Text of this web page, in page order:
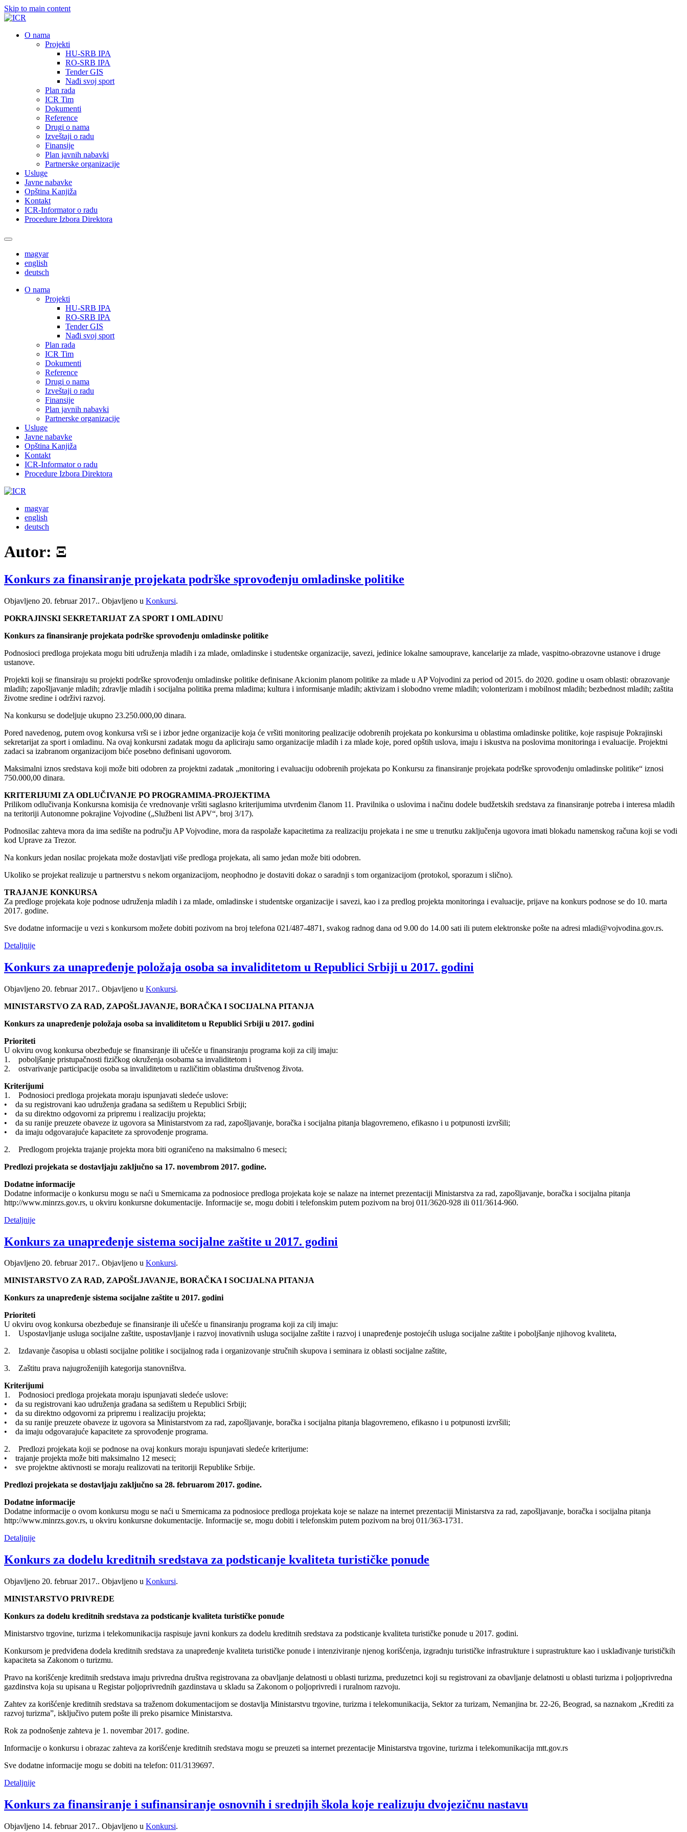
Skip to main content
О nama
Projekti
HU-SRB IPA
RO-SRB IPA
Tender GIS
Nađi svoj sport
Plan rada
ICR Tim
Dokumenti
Reference
Drugi o nama
Izveštaji o radu
Finansije
Plan javnih nabavki
Partnerske organizacije
Usluge
Javne nabavke
Opština Kanjiža
Kontakt
ICR-Informator o radu
Procedure Izbora Direktora
magyar
english
deutsch
О nama
Projekti
HU-SRB IPA
RO-SRB IPA
Tender GIS
Nađi svoj sport
Plan rada
ICR Tim
Dokumenti
Reference
Drugi o nama
Izveštaji o radu
Finansije
Plan javnih nabavki
Partnerske organizacije
Usluge
Javne nabavke
Opština Kanjiža
Kontakt
ICR-Informator o radu
Procedure Izbora Direktora
magyar
english
deutsch
Autor: Ξ
Konkurs za finansiranje projekata podrške sprovođenju omladinske politike
Objavljeno 20. februar 2017.. Objavljeno u Konkursi.
POKRAJINSKI SEKRETARIJAT ZA SPORT I OMLADINU
Konkurs za finansiranje projekata podrške sprovođenju omladinske politike
Podnosioci predloga projekata mogu biti udruženja mladih i za mlade, omladinske i studentske organizacije, savezi, jedinice lokalne samouprave, kancelarije za mlade, vaspitno-obrazovne ustanove i druge
ustanove.
Projekti koji se finansiraju su projekti podrške sprovođenju omladinske politike definisane Akcionim planom politike za mlade u AP Vojvodini za period od 2015. do 2020. godine u osam oblasti: obrazovanje
mladih; zapošljavanje mladih; zdravlje mladih i socijalna politika prema mladima; kultura i informisanje mladih; aktivizam i slobodno vreme mladih; volonterizam i mobilnost mladih; bezbednost mladih; zaštita
životne sredine i održivi razvoj.
Na konkursu se dodeljuje ukupno 23.250.000,00 dinara.
Pored navedenog, putem ovog konkursa vrši se i izbor jedne organizacije koja će vršiti monitoring pealizacije odobrenih projekata po konkursima u oblastima omladinske politike, koje raspisuje Pokrajinski
sekretarijat za sport i omladinu. Na ovaj konkursni zadatak mogu da apliciraju samo organizacije mladih i za mlade koje, pored opštih uslova, imaju i iskustva na poslovima monitoringa i evaluacije. Projektni
zadaci sa izabranom organizacijom biće posebno definisani ugovorom.
Maksimalni iznos sredstava koji može biti odobren za projektni zadatak „monitoring i evaluaciju odobrenih projekata po Konkursu za finansiranje projekata podrške sprovođenju omladinske politike“ iznosi
750.000,00 dinara.
KRITERIJUMI ZA ODLUČIVANJE PO PROGRAMIMA-PROJEKTIMA
Prilikom odlučivanja Konkursna komisija će vrednovanje vršiti saglasno kriterijumima utvrđenim članom 11. Pravilnika o uslovima i načinu dodele budžetskih sredstava za finansiranje potreba i interesa mladih
na teritoriji Autonomne pokrajine Vojvodine („Službeni list APV“, broj 3/17).
Podnosilac zahteva mora da ima sedište na području AP Vojvodine, mora da raspolaže kapacitetima za realizaciju projekata i ne sme u trenutku zaključenja ugovora imati blokadu namenskog računa koji se vodi
kod Uprave za Trezor.
Na konkurs jedan nosilac projekata može dostavljati više predloga projekata, ali samo jedan može biti odobren.
Ukoliko se projekat realizuje u partnerstvu s nekom organizacijom, neophodno je dostaviti dokaz o saradnji s tom organizacijom (protokol, sporazum i slično).
TRAJANJE KONKURSA
Za predloge projekata koje podnose udruženja mladih i za mlade, omladinske i studentske organizacije i savezi, kao i za predlog projekta monitoringa i evaluacije, prijave na konkurs podnose se do 10. marta
2017. godine.
Sve dodatne informacije u vezi s konkursom možete dobiti pozivom na broj telefona 021/487-4871, svakog radnog dana od 9.00 do 14.00 sati ili putem elektronske pošte na adresi mladi@vojvodina.gov.rs.
Detaljnije
Konkurs za unapređenje položaja osoba sa invaliditetom u Republici Srbiji u 2017. godini
Objavljeno 20. februar 2017.. Objavljeno u Konkursi.
MINISTARSTVO ZA RAD, ZAPOŠLJAVANJE, BORAČKA I SOCIJALNA PITANJA
Konkurs za unapređenje položaja osoba sa invaliditetom u Republici Srbiji u 2017. godini
Prioriteti
U okviru ovog konkursa obezbeđuje se finansiranje ili učešće u finansiranju programa koji za cilj imaju:
1. poboljšanje pristupačnosti fizičkog okruženja osobama sa invaliditetom i
2. ostvarivanje participacije osoba sa invaliditetom u različitim oblastima društvenog života.
Kriterijumi
1. Podnosioci predloga projekata moraju ispunjavati sledeće uslove:
• da su registrovani kao udruženja građana sa sedištem u Republici Srbiji;
• da su direktno odgovorni za pripremu i realizaciju projekta;
• da su ranije preuzete obaveze iz ugovora sa Ministarstvom za rad, zapošljavanje, boračka i socijalna pitanja blagovremeno, efikasno i u potpunosti izvršili;
• da imaju odgovarajuće kapacitete za sprovođenje programa.
2. Predlogom projekta trajanje projekta mora biti ograničeno na maksimalno 6 meseci;
Predlozi projekata se dostavljaju zaključno sa 17. novembrom 2017. godine.
Dodatne informacije
Dodatne informacije o konkursu mogu se naći u Smernicama za podnosioce predloga projekata koje se nalaze na internet prezentaciji Ministarstva za rad, zapošljavanje, boračka i socijalna pitanja
http://www.minrzs.gov.rs, u okviru konkursne dokumentacije. Informacije se, mogu dobiti i telefonskim putem pozivom na broj 011/3620-928 ili 011/3614-960.
Detaljnije
Konkurs za unapređenje sistema socijalne zaštite u 2017. godini
Objavljeno 20. februar 2017.. Objavljeno u Konkursi.
MINISTARSTVO ZA RAD, ZAPOŠLJAVANJE, BORAČKA I SOCIJALNA PITANJA
Konkurs za unapređenje sistema socijalne zaštite u 2017. godini
Prioriteti
U okviru ovog konkursa obezbeđuje se finansiranje ili učešće u finansiranju programa koji za cilj imaju:
1. Uspostavljanje usluga socijalne zaštite, uspostavljanje i razvoj inovativnih usluga socijalne zaštite i razvoj i unapređenje postojećih usluga socijalne zaštite i poboljšanje njihovog kvaliteta,
2. Izdavanje časopisa u oblasti socijalne politike i socijalnog rada i organizovanje stručnih skupova i seminara iz oblasti socijalne zaštite,
3. Zaštitu prava najugroženijih kategorija stanovništva.
Kriterijumi
1. Podnosioci predloga projekata moraju ispunjavati sledeće uslove:
• da su registrovani kao udruženja građana sa sedištem u Republici Srbiji;
• da su direktno odgovorni za pripremu i realizaciju projekta;
• da su ranije preuzete obaveze iz ugovora sa Ministarstvom za rad, zapošljavanje, boračka i socijalna pitanja blagovremeno, efikasno i u potpunosti izvršili;
• da imaju odgovarajuće kapacitete za sprovođenje programa.
2. Predlozi projekata koji se podnose na ovaj konkurs moraju ispunjavati sledeće kriterijume:
• trajanje projekta može biti maksimalno 12 meseci;
• sve projektne aktivnosti se moraju realizovati na teritoriji Republike Srbije.
Predlozi projekata se dostavljaju zaključno sa 28. februarom 2017. godine.
Dodatne informacije
Dodatne informacije o ovom konkursu mogu se naći u Smernicama za podnosioce predloga projekata koje se nalaze na internet prezentaciji Ministarstva za rad, zapošljavanje, boračka i socijalna pitanja
http://www.minrzs.gov.rs, u okviru konkursne dokumentacije. Informacije se, mogu dobiti i telefonskim putem pozivom na broj 011/363-1731.
Detaljnije
Konkurs za dodelu kreditnih sredstava za podsticanje kvaliteta turističke ponude
Objavljeno 20. februar 2017.. Objavljeno u Konkursi.
MINISTARSTVO PRIVREDE
Konkurs za dodelu kreditnih sredstava za podsticanje kvaliteta turističke ponude
Ministarstvo trgovine, turizma i telekomunikacija raspisuje javni konkurs za dodelu kreditnih sredstava za podsticanje kvaliteta turističke ponude u 2017. godini.
Konkursom je predviđena dodela kreditnih sredstava za unapređenje kvaliteta turističke ponude i intenziviranje njenog korišćenja, izgradnju turističke infrastrukture i suprastrukture kao i usklađivanje turističkih
kapaciteta sa Zakonom o turizmu.
Pravo na korišćenje kreditnih sredstava imaju privredna društva registrovana za obavljanje delatnosti u oblasti turizma, preduzetnci koji su registrovani za obavljanje delatnosti u oblasti turizma i poljoprivredna
gazdinstva koja su upisana u Registar poljoprivrednih gazdinstava u skladu sa Zakonom o poljoprivredi i ruralnom razvoju.
Zahtev za korišćenje kreditnih sredstava sa traženom dokumentacijom se dostavlja Ministarstvu trgovine, turizma i telekomunikacija, Sektor za turizam, Nemanjina br. 22-26, Beograd, sa naznakom „Krediti za
razvoj turizma”, isključivo putem pošte ili preko pisarnice Ministarstva.
Rok za podnošenje zahteva je 1. novembar 2017. godine.
Informacije o konkursu i obrazac zahteva za korišćenje kreditnih sredstava mogu se preuzeti sa internet prezentacije Ministarstva trgovine, turizma i telekomunikacija mtt.gov.rs
Sve dodatne informacije mogu se dobiti na telefon: 011/3139697.
Detaljnije
Konkurs za finansiranje i sufinansiranje osnovnih i srednjih škola koje realizuju dvojezičnu nastavu
Objavljeno 14. februar 2017.. Objavljeno u Konkursi.